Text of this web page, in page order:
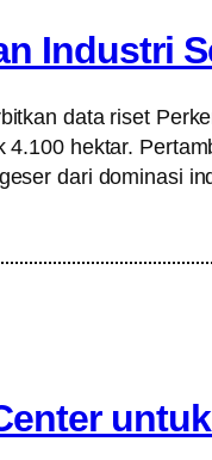
Industri
data riset
4.100 hektar.
dari dominasi